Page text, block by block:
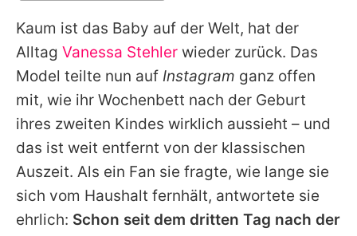
Alle Themen auf Promiflash
Jobs
App runterladen
Team
Redaktionelle Richtlinien
Impressum
Kaum ist das Baby auf der Welt, hat der
Alltag Vanessa Stehler wieder zurück. Das
Model teilte nun auf Instagram ganz offen
mit, wie ihr Wochenbett nach der Geburt
ihres zweiten Kindes wirklich aussieht – und
das ist weit entfernt von der klassischen
Auszeit. Als ein Fan sie fragte, wie lange sie
sich vom Haushalt fernhält, antwortete sie
ehrlich: Schon seit dem dritten Tag nach der